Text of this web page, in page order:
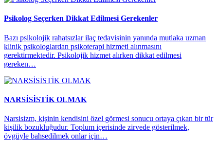
Psikolog Seçerken Dikkat Edilmesi Gerekenler
Bazı psikolojik rahatsızlar ilaç tedavisinin yanında mutlaka uzman
klinik psikologlardan psikoterapi hizmeti alınmasını
gerektirmektedir. Psikolojik hizmet alırken dikkat edilmesi
gereken…
NARSİSİSTİK OLMAK
Narsisizm, kişinin kendisini özel görmesi sonucu ortaya çıkan bir tür
kişilik bozukluğudur. Toplum içerisinde zirvede gösterilmek,
övgüyle bahsedilmek onlar için…